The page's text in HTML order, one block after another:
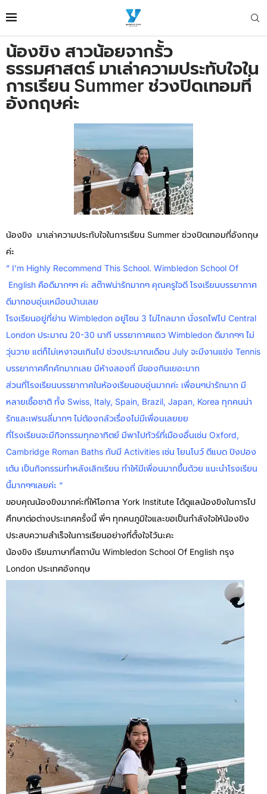
น้องขิง สาวน้อยจากรั้ว
ธรรมศาสตร์ มาเล่าความประทับใจใน
การเรียน Summer ช่วงปิดเทอมที่
อังกฤษค่ะ
น้องขิง มาเล่าความประทับใจในการเรียน Summer ช่วงปิดเทอมที่อังกฤษ
ค่ะ
” I’m Highly Recommend This School. Wimbledon School Of
English คือดีมากๆๆ ค่ะ สต๊าฟน่ารักมากๆ คุณครูใจดี โรงเรียนบรรยากาศ
ดีมากอบอุ่นเหมือนบ้านเลย
โรงเรียนอยู่ที่ย่าน Wimbledon อยู่โซน 3 ไม่ไกลมาก นั่งรถไฟไป Central
London ประมาณ 20-30 นาที บรรยากาศแถว Wimbledon ดีมากๆๆ ไม่
วุ่นวาย แต่ก็ไม่เหงาจนเกินไป ช่วงประมาณเดือน July จะมีงานแข่ง Tennis
บรรยากาศคึกคักมากเลย มีห้างสองที่ มีของกินเยอะมาก
ส่วนที่โรงเรียนบรรยากาศในห้องเรียนอบอุ่นมากค่ะ เพื่อนๆน่ารักมาก มี
หลายเชื้อชาติ ทั้ง Swiss, Italy, Spain, Brazil, Japan, Korea ทุกคนน่า
รักและเฟรนลี่มากๆ ไม่ต้องกลัวเรื่องไม่มีเพื่อนเลยยย
ที่โรงเรียนจะมีกิจกรรมทุกอาทิตย์ มีพาไปทัวร์ที่เมืองอื่นเช่น Oxford,
Cambridge Roman Baths กับมี Activities เช่น โยนโบว์ ตีแบด ปิงปอง
เต้น เป็นกิจกรรมทำหลังเลิกเรียน ทำให้มีเพื่อนมากขึ้นด้วย แนะนำโรงเรียน
นี้มากๆๆเลยค่ะ “
ขอบคุณน้องขิงมากค่ะที่ให้โอกาส York Institute ได้ดูแลน้องขิงในการไป
ศึกษาต่อต่างประเทศครั้งนี้ พี่ๆ ทุกคนภูมิใจและขอเป็นกำลังใจให้น้องขิง
ประสบความสำเร็จในการเรียนอย่างที่ตั้งใจไว้นะคะ
น้องขิง เรียนภาษาที่สถาบัน Wimbledon School Of English กรุง
London ประเทศอังกฤษ